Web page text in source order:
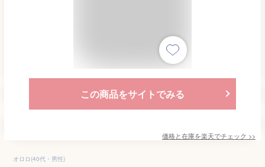
この商品をサイトでみる
価格と在庫を楽天でチェック >>
オロロ(40代・男性)